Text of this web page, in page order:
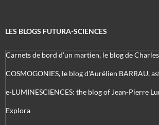
LES BLOGS FUTURA-SCIENCES
Carnets de bord d’un martien, le blog de
COSMOGONIES, le blog d'Aurélien BARRAU,
e-LUMINESCIENCES: the blog of Jean-Pierre
Explora